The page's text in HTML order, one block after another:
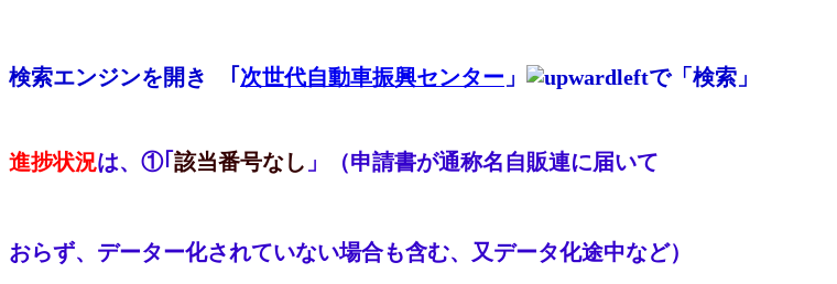
検索エンジンを開き ｢ 次世代自動車振興センター 」 で「検索」
進捗状況は、①｢該当番号なし 」（申請書が通称名自販連に届いて
おらず、 データー化されていない場合も含む、又データ化途中など）